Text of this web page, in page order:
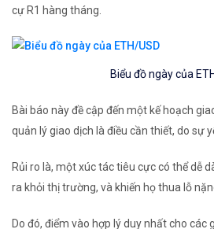
cự R1 hàng tháng.
Biểu đồ ngày của
Bài báo này đề cập đến một kế hoạch
quản lý giao dịch là điều cần thiết, do sự
Rủi ro là, một xúc tác tiêu cực có thể dễ
ra khỏi thị trường, và khiến họ thua lỗ
Do đó, điểm vào hợp lý duy nhất cho các